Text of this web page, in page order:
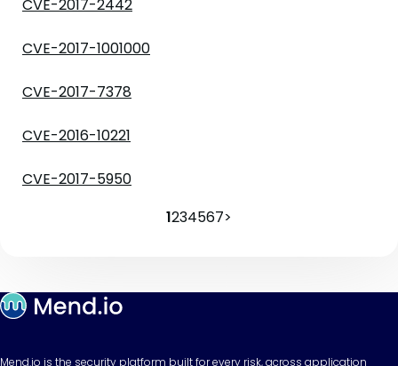
CVE-2017-2442
CVE-2017-1001000
CVE-2017-7378
CVE-2016-10221
CVE-2017-5950
1234567>
Mend.io is the security platform built for every risk, across application